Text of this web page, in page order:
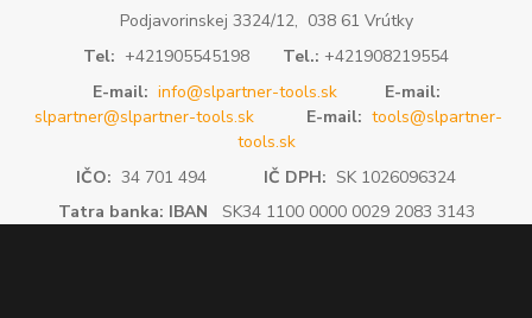
Podjavorinskej 3324/12, 038 61 Vrútky
Tel: +421905545198 Tel.: +421908219554
E-mail: info@slpartner-tools.sk
E-mail:
slpartner@slpartner-tools.sk
E-mail: tools@slpartner-
tools.sk
IČO: 34 701 494 IČ DPH: SK 1026096324
Tatra banka: IBAN SK34 1100 0000 0029 2083 3143